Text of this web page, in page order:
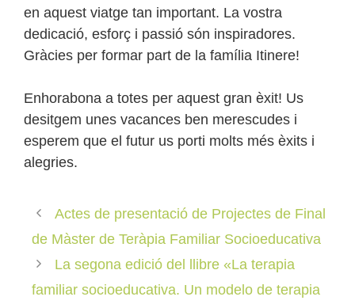
en aquest viatge tan important. La vostra
dedicació, esforç i passió són inspiradores.
Gràcies per formar part de la família Itinere!
Enhorabona a totes per aquest gran èxit! Us
desitgem unes vacances ben merescudes i
esperem que el futur us porti molts més èxits i
alegries.
Actes de presentació de Projectes de Final
de Màster de Teràpia Familiar Socioeducativa
La segona edició del llibre «La terapia
familiar socioeducativa. Un modelo de terapia